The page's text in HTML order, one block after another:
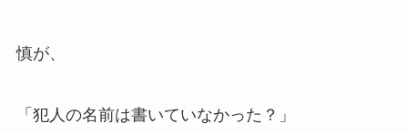
慎が、
「犯人の名前は書いていなかった？」